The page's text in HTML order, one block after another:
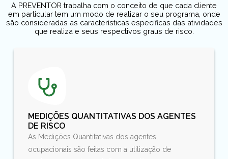
A PREVENTOR trabalha com o conceito de que cada cliente
em particular tem um modo de realizar o seu programa, onde
são consideradas as características específicas das atividades
que realiza e seus respectivos graus de risco.
MEDIÇÕES QUANTITATIVAS DOS AGENTES
DE RISCO
As Medições Quantitativas dos agentes
ocupacionais são feitas com a utilização de